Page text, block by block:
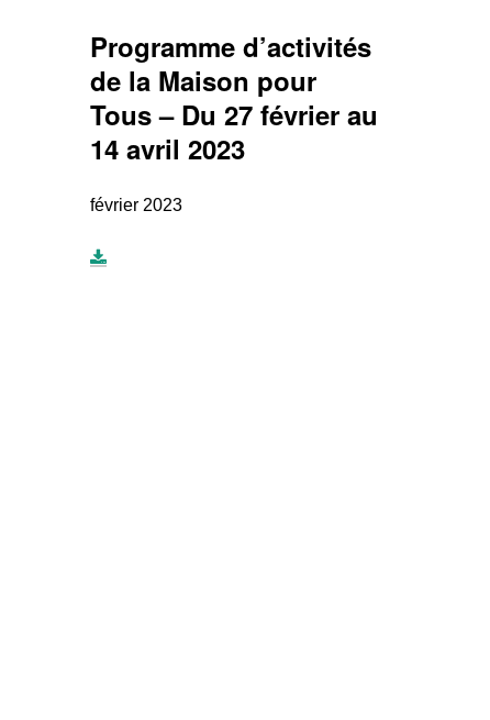
Programme d’activités
de la Maison pour
Tous – Du 27 février au
14 avril 2023
février 2023